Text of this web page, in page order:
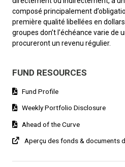
composé principalement
première qualité libellées en
groupes don’t l’échéance varie de
procureront un revenu régulier.
FUND RESOURCES
Fund Profile
Weekly Portfolio Disclosure
Ahead of the Curve
Aperçu des fonds & documents